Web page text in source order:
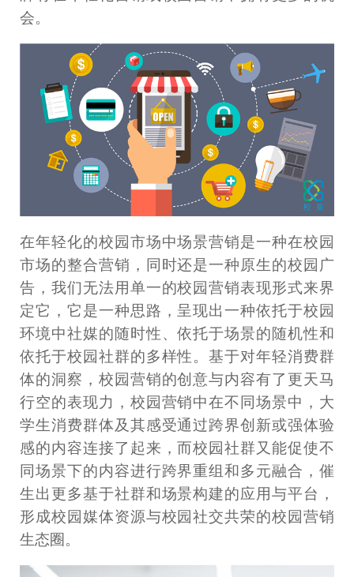
会。
在年轻化的校园市场中场景营销是一种在校园
市场的整合营销，同时还是一种原生的校园广
告，我们无法用单一的校园营销表现形式来界
定它，它是一种思路，呈现出一种依托于校园
环境中社媒的随时性、依托于场景的随机性和
依托于校园社群的多样性。基于对年轻消费群
体的洞察，校园营销的创意与内容有了更天马
行空的表现力，校园营销中在不同场景中，大
学生消费群体及其感受通过跨界创新或强体验
感的内容连接了起来，而校园社群又能促使不
同场景下的内容进行跨界重组和多元融合，催
生出更多基于社群和场景构建的应用与平台，
形成校园媒体资源与校园社交共荣的校园营销
生态圈。